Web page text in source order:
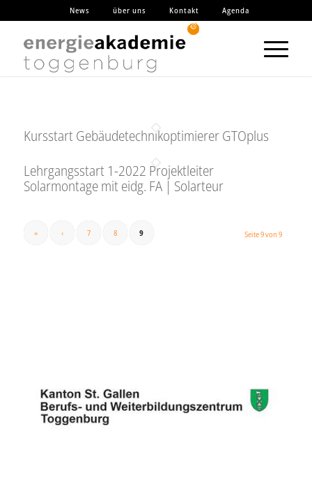
News über uns Kontakt Agenda
Kursstart Gebäudetechnikoptimierer GTOplus
Lehrgangsstart 1-2022 Projektleiter
Solarmontage mit eidg. FA | Solarteur
Seite 9 von 9
« ‹ 7 8 9